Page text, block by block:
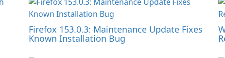
Firefox 153.0.3: Maintenance Update Fixes
Known Installation Bug